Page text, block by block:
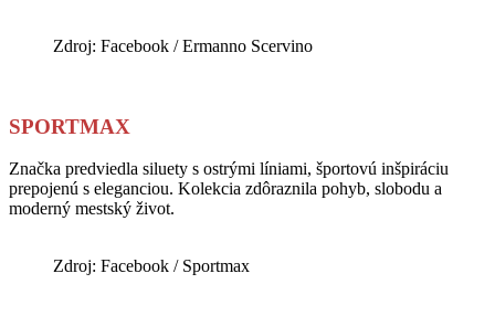
Zdroj: Facebook / Ermanno Scervino
SPORTMAX
Značka predviedla siluety s ostrými líniami, športovú inšpiráciu
prepojenú s eleganciou. Kolekcia zdôraznila pohyb, slobodu a
moderný mestský život.
Zdroj: Facebook / Sportmax